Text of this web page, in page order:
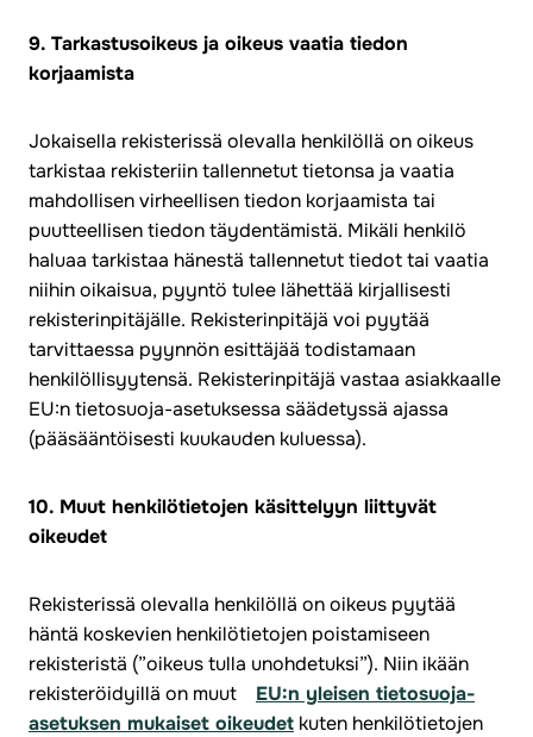
9. Tarkastusoikeus ja oikeus vaatia tiedon
korjaamista
Jokaisella rekisterissä olevalla henkilöllä on oikeus
tarkistaa rekisteriin tallennetut tietonsa ja vaatia
mahdollisen virheellisen tiedon korjaamista tai
puutteellisen tiedon täydentämistä. Mikäli henkilö
haluaa tarkistaa hänestä tallennetut tiedot tai vaatia
niihin oikaisua, pyyntö tulee lähettää kirjallisesti
rekisterinpitäjälle. Rekisterinpitäjä voi pyytää
tarvittaessa pyynnön esittäjää todistamaan
henkilöllisyytensä. Rekisterinpitäjä vastaa asiakkaalle
EU:n tietosuoja-asetuksessa säädetyssä ajassa
(pääsääntöisesti kuukauden kuluessa).
10. Muut henkilötietojen käsittelyyn liittyvät
oikeudet
Rekisterissä olevalla henkilöllä on oikeus pyytää
häntä koskevien henkilötietojen poistamiseen
rekisteristä (”oikeus tulla unohdetuksi”). Niin ikään
rekisteröidyillä on muut EU:n yleisen tietosuoja-
asetuksen mukaiset oikeudet kuten henkilötietojen